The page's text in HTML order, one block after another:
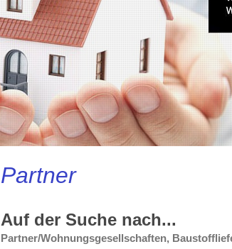
Partner
Auf der Suche nach...
Partner/Wohnungsgesellschaften,